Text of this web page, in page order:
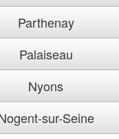
Parthenay
Palaiseau
Nyons
sur-Seine